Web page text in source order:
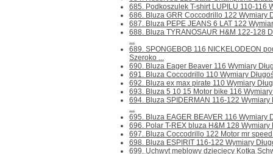
685. Podkoszulek T-shirt LUPILU 110-116
686. Bluza GRR Coccodrillo 122 Wymiary
687. Bluza PEPE JEANS 6 LAT 122
688. Bluza TYRANOSAUR H&M 122-128
...
689. SPONGEBOB 116 NICKELODEON
Szeroko ...
690. Bluza Eager Beaver 116 Wymiary
691. Bluza Coccodrillo 110 Wymiary
692. Bluza ex max pirate 110 Wymiary
693. Bluza 5 10 15 Motor bike 116
694. Bluza SPIDERMAN 116-122 Wymiary
...
695. Bluza EAGER BEAVER 116 Wymiary
696. Polar T-REX bluza H&M 128 Wymiary
697. Bluza Coccodrillo 122 Motor mr
698. Bluza ESPIRIT 116-122 Wymiary
699. Uchwyt meblowy dziecięcy Kotka